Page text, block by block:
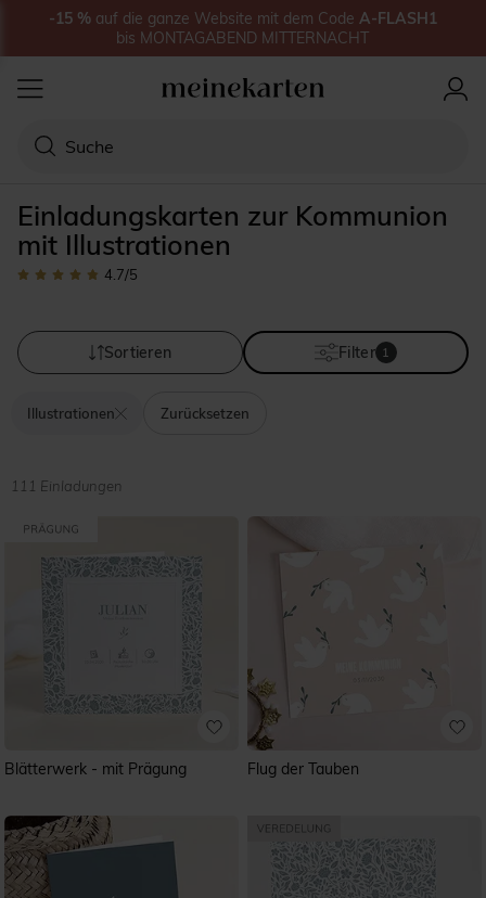
Einladungskarten zur Kommunion
mit Illustrationen
4.7/5
Sortieren Filter 1
Illustrationen Zurücksetzen
111 Einladungen
Blätterwerk - mit Prägung Flug der Tauben
-15 % auf die ganze Website mit dem Code A-FLASH1
bis MONTAGABEND MITTERNACHT